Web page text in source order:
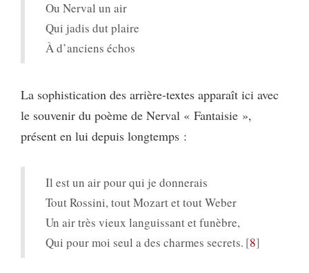
Ou Nerval un air
Qui jadis dut plaire
À d’anciens échos
La sophistication des arrière-textes apparaît ici avec
le souvenir du poème de Nerval « Fantaisie »,
présent en lui depuis longtemps :
Il est un air pour qui je donnerais
Tout Rossini, tout Mozart et tout Weber
Un air très vieux languissant et funèbre,
Qui pour moi seul a des charmes secrets. 8